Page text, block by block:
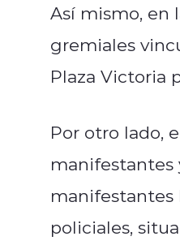
Así mismo, en
gremiales
Plaza Victoria
Por otro lado,
manifestantes
policiales,